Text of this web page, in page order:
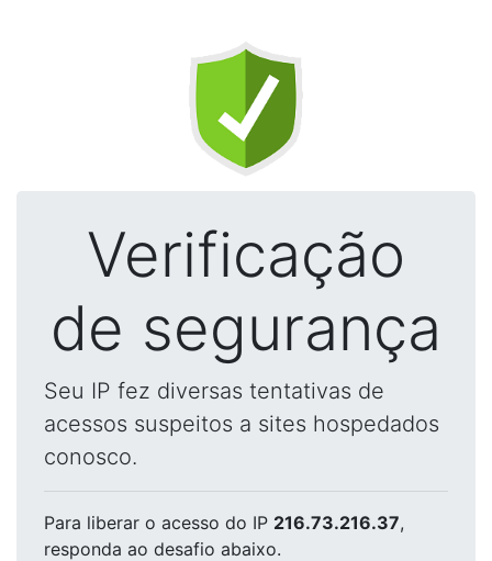
Verificação
de segurança
Seu IP fez diversas tentativas de
acessos suspeitos a sites hospedados
conosco.
Para liberar o acesso do IP 216.73.216.37,
responda ao desafio abaixo.